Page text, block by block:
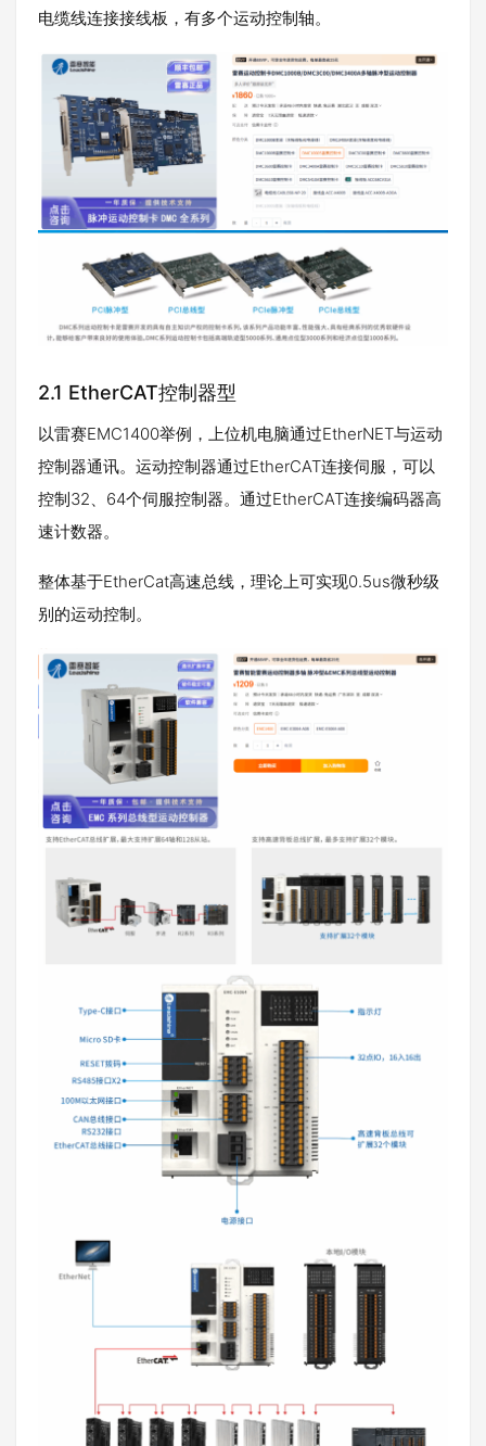
电缆线连接接线板，有多个运动控制轴。
2.1 EtherCAT控制器型
以雷赛EMC1400举例，上位机电脑通过EtherNET与运动
控制器通讯。运动控制器通过EtherCAT连接伺服，可以
控制32、64个伺服控制器。通过EtherCAT连接编码器高
速计数器。
整体基于EtherCat高速总线，理论上可实现0.5us微秒级
别的运动控制。